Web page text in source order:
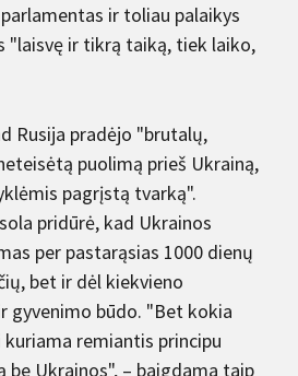
ir toliau palaikys
"laisvę ir tikrą taiką, tiek laiko,
Rusija pradėjo "brutalų,
puolimą prieš Ukrainą,
pagrįstą tvarką".
pridūrė, kad Ukrainos
per pastarąsias 1000 dienų
bet ir dėl kiekvieno
gyvenimo būdo. "Bet kokia
remiantis principu
be Ukrainos", – baigdama taip